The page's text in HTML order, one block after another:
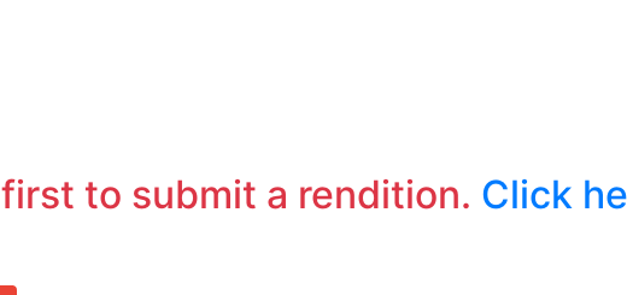
first to submit a rendition. Click